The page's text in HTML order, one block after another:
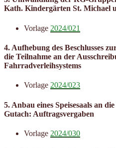
Kath. Kindergärten St. Michael
Vorlage 2024/021
4. Aufhebung des Beschlusses
die Teilnahme an der
Fahrradverleihsystems
Vorlage 2024/023
5. Anbau eines Speisesaals an
Gutach: Auftragsvergaben
Vorlage 2024/030